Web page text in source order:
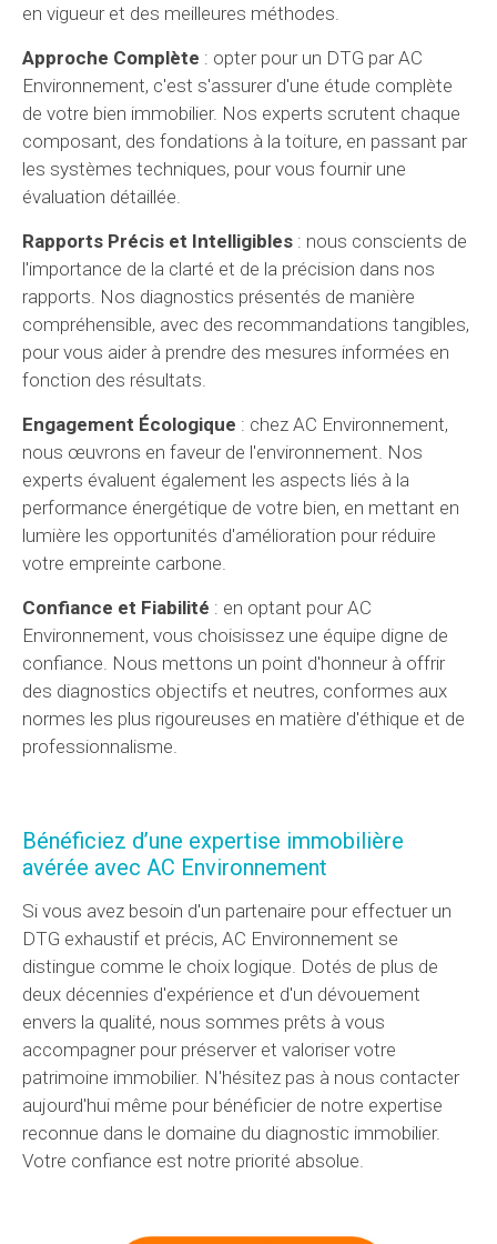
en vigueur et des meilleures méthodes.
Approche Complète : opter pour un DTG par AC
Environnement, c'est s'assurer d'une étude complète
de votre bien immobilier. Nos experts scrutent chaque
composant, des fondations à la toiture, en passant par
les systèmes techniques, pour vous fournir une
évaluation détaillée.
Rapports Précis et Intelligibles : nous conscients de
l'importance de la clarté et de la précision dans nos
rapports. Nos diagnostics présentés de manière
compréhensible, avec des recommandations tangibles,
pour vous aider à prendre des mesures informées en
fonction des résultats.
Engagement Écologique : chez AC Environnement,
nous œuvrons en faveur de l'environnement. Nos
experts évaluent également les aspects liés à la
performance énergétique de votre bien, en mettant en
lumière les opportunités d'amélioration pour réduire
votre empreinte carbone.
Confiance et Fiabilité : en optant pour AC
Environnement, vous choisissez une équipe digne de
confiance. Nous mettons un point d'honneur à offrir
des diagnostics objectifs et neutres, conformes aux
normes les plus rigoureuses en matière d'éthique et de
professionnalisme.
Bénéficiez d’une expertise immobilière
avérée avec AC Environnement
Si vous avez besoin d'un partenaire pour effectuer un
DTG exhaustif et précis, AC Environnement se
distingue comme le choix logique. Dotés de plus de
deux décennies d'expérience et d'un dévouement
envers la qualité, nous sommes prêts à vous
accompagner pour préserver et valoriser votre
patrimoine immobilier. N'hésitez pas à nous contacter
aujourd'hui même pour bénéficier de notre expertise
reconnue dans le domaine du diagnostic immobilier.
Votre confiance est notre priorité absolue.